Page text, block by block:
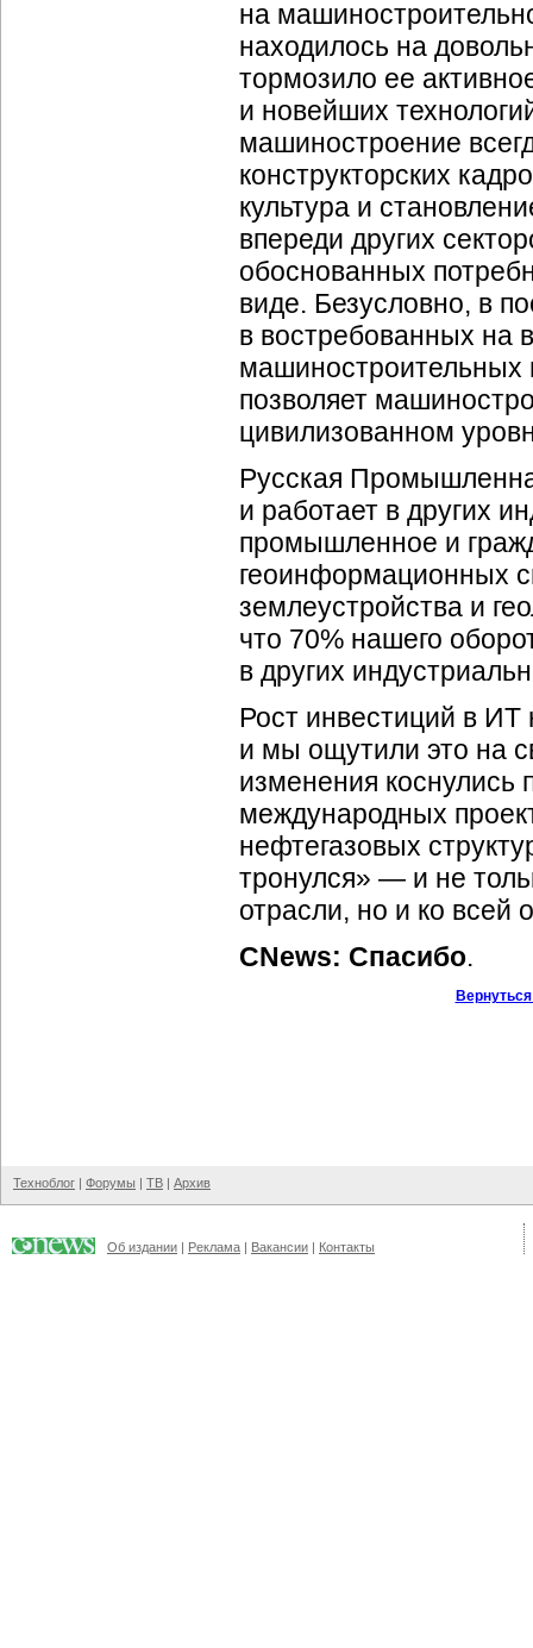
на
находилось на
тормозило ее
и новейших
машиностроение
конструкторских
культура и
впереди других
обоснованных
виде. Безусловно, в
в востребованных на
машиностроительных
позволяет
цивилизованном
Русская
и работает в других
промышленное и
геоинформационных
землеустройства и
что 70% нашего
в других
Рост инвестиций в
и мы ощутили это на
изменения коснулись
международных
нефтегазовых
тронулся» — и не
отрасли, но и ко
CNews: Спасибо.
Техноблог | Форумы | ТВ | Архив
Об издании | Реклама | Вакансии | Контакты